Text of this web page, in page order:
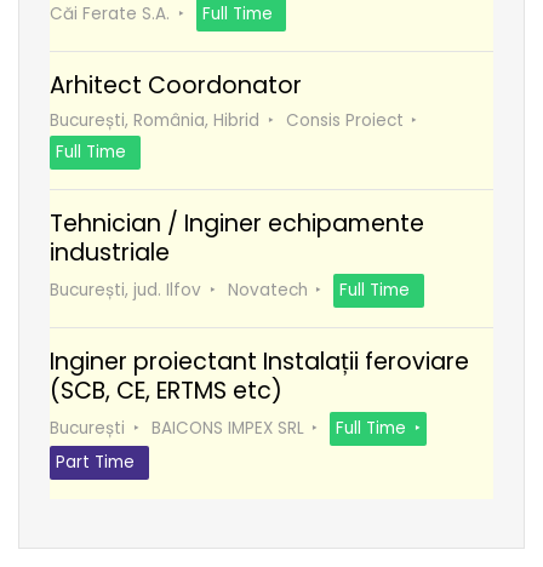
Căi Ferate S.A.
Full Time
Arhitect Coordonator
București, România, Hibrid
Consis Proiect
Full Time
Tehnician / Inginer echipamente
industriale
București, jud. Ilfov Novatech Full Time
Inginer proiectant Instalații feroviare
(SCB, CE, ERTMS etc)
București BAICONS IMPEX SRL
Full Time
Part Time